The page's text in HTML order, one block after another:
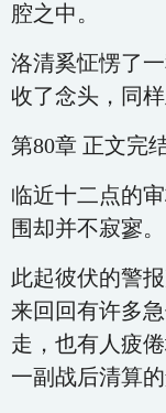
腔之中。
洛清奚怔愣了
收了念头，同
第80章 正文完
临近十二点的
围却并不寂寥。
此起彼伏的警
来回回有许多
走，也有人疲
一副战后清算的